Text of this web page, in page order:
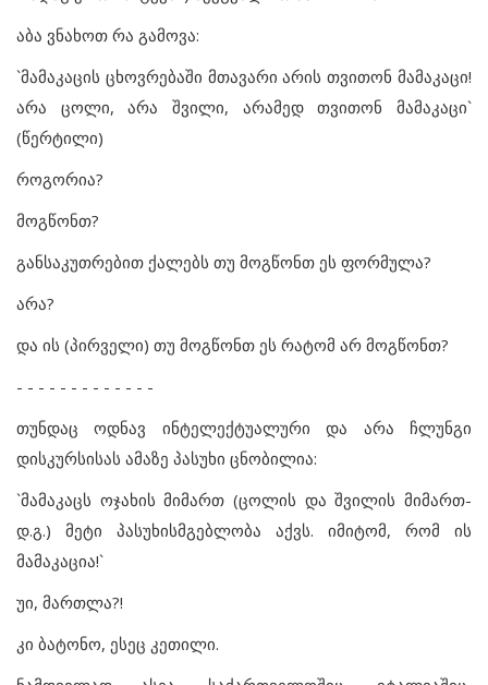
აბა ვნახოთ რა გამოვა:
`მამაკაცის ცხოვრებაში მთავარი არის თვითონ მამაკაცი!
არა ცოლი, არა შვილი, არამედ თვითონ მამაკაცი`
(წერტილი)
როგორია?
მოგწონთ?
განსაკუთრებით ქალებს თუ მოგწონთ ეს ფორმულა?
არა?
და ის (პირველი) თუ მოგწონთ ეს რატომ არ მოგწონთ?
- - - - - - - - - - - - -
თუნდაც ოდნავ ინტელექტუალური და არა ჩლუნგი
დისკურსისას ამაზე პასუხი ცნობილია:
`მამაკაცს ოჯახის მიმართ (ცოლის და შვილის მიმართ-
დ.გ.) მეტი პასუხისმგებლობა აქვს. იმიტომ, რომ ის
მამაკაცია!`
უი, მართლა?!
კი ბატონო, ესეც კეთილი.